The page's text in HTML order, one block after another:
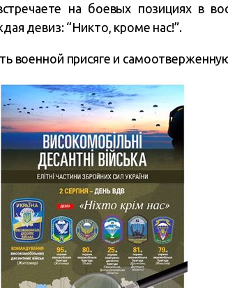
на боевых позициях в
девиз: “Никто, кроме нас!”.
военной присяге и